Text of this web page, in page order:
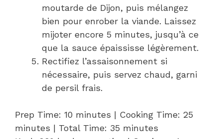
moutarde de Dijon, puis mélangez
bien pour enrober la viande. Laissez
mijoter encore 5 minutes, jusqu’à ce
que la sauce épaississe légèrement.
Rectifiez l’assaisonnement si
nécessaire, puis servez chaud, garni
de persil frais.
Prep Time: 10 minutes | Cooking Time: 25
minutes | Total Time: 35 minutes